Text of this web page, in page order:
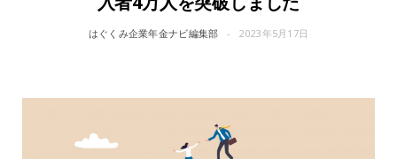
はぐくみ企業年金ナビ編集部 2023年5月17日